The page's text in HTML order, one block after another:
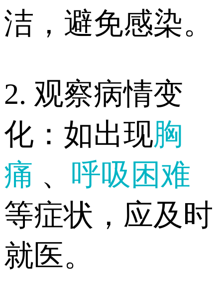
洁，避免感染。
2. 观察病情变
化：如出现胸
痛 、 呼吸困难
等症状，应及时
就医。